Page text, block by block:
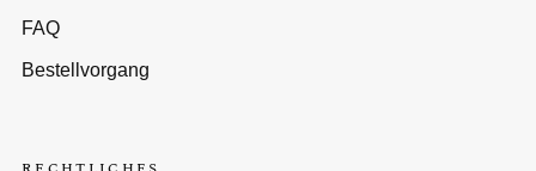
FAQ
Bestellvorgang